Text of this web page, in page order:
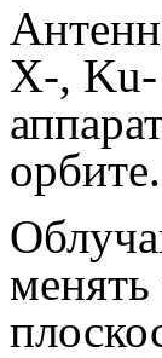
X-, Ku
орбите.